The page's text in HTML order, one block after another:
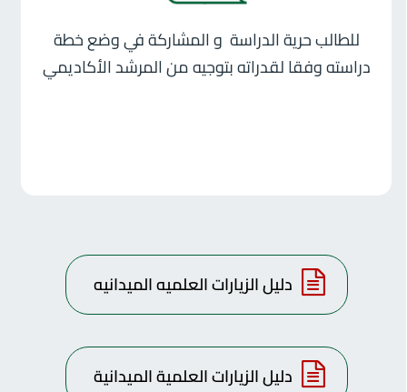
للطالب حرية الدراسة و المشاركة في وضع خطة
دراسته وفقا لقدراته بتوجيه من المرشد الأكاديمي
دليل الزيارات العلميه الميدانيه
دليل الزيارات العلمية الميدانية